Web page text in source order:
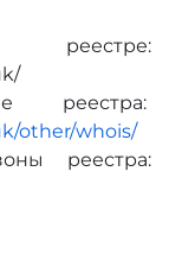
реестра:
other/whois/
реестра: